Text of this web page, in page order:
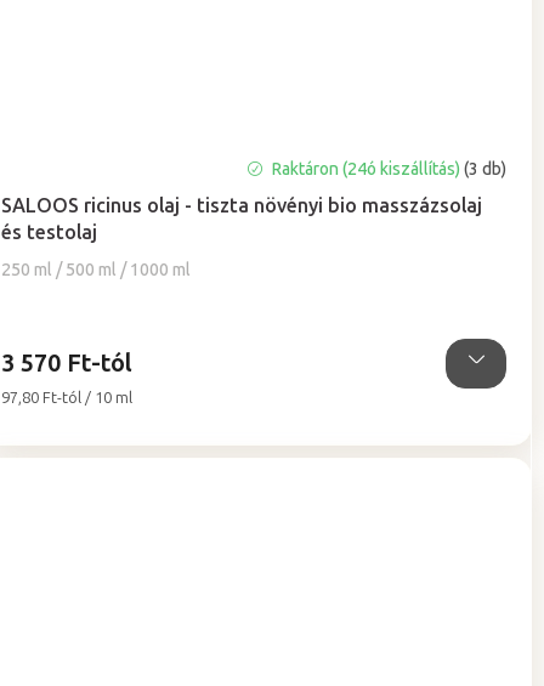
SALOOS ricinus olaj - tiszta növényi bio masszázsolaj
és testolaj
250 ml / 500 ml / 1000 ml
átlagos
értékelése
5-
Raktáron (24ó kiszállítás)(3 db)
3 570 Ft-tól
Egységár:
97,80 Ft-tól / 10 ml